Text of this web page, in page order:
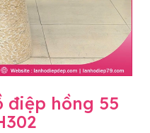
điệp hồng 55